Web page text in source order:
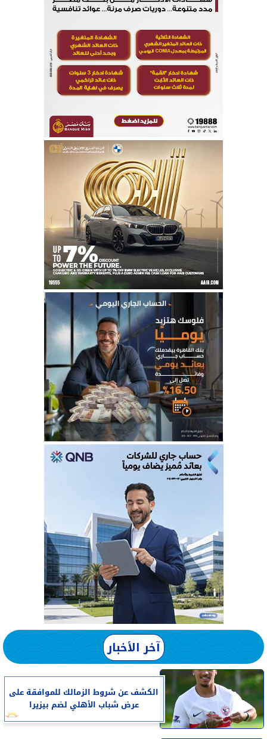
آخر الأخبار
الكشف عن شروط الزمالك للموافقة على
عرض شباب الأهلي لضم بيزيرا